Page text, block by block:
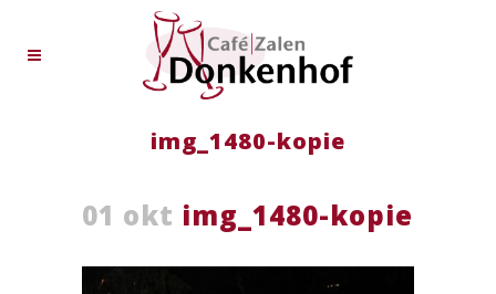
img_1480-kopie
01 okt img_1480-kopie